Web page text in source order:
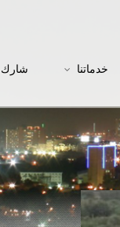
خدماتنا شارك